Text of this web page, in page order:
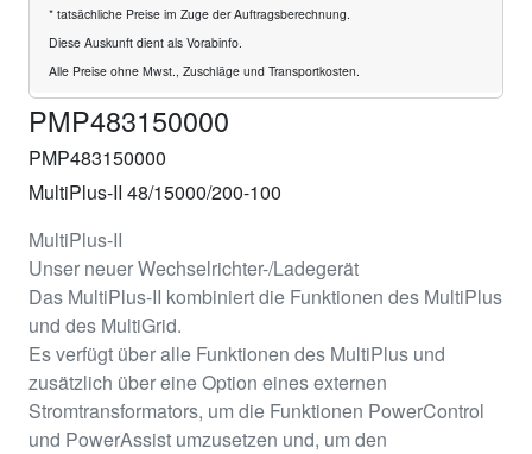
* tatsächliche Preise im Zuge der Auftragsberechnung.
Diese Auskunft dient als Vorabinfo.
Alle Preise ohne Mwst., Zuschläge und Transportkosten.
PMP483150000
PMP483150000
MultiPlus-II 48/15000/200-100
MultiPlus-II
Unser neuer Wechselrichter-/Ladegerät
Das MultiPlus-II kombiniert die Funktionen des MultiPlus
und des MultiGrid.
Es verfügt über alle Funktionen des MultiPlus und
zusätzlich über eine Option eines externen
Stromtransformators, um die Funktionen PowerControl
und PowerAssist umzusetzen und, um den